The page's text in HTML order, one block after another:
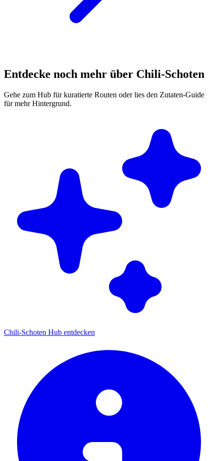
Entdecke noch mehr über Chili-Schoten
Gehe zum Hub für kuratierte Routen oder lies den Zutaten-Guide
für mehr Hintergrund.
Chili-Schoten Hub entdecken